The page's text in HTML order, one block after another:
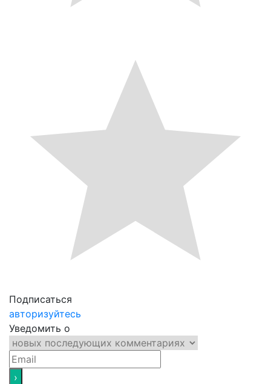
Подписаться
авторизуйтесь
Уведомить о